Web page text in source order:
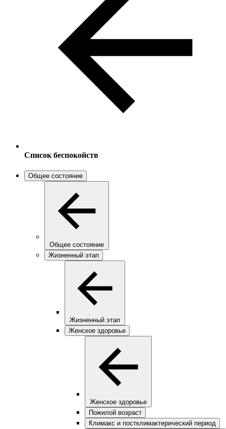
Cписок беспокойств
Общее состояние
Общее состояние
Жизненный этап
Жизненный этап
Женское здоровье
Женское здоровье
Пожилой возраст
Климакс и постклимактерический период